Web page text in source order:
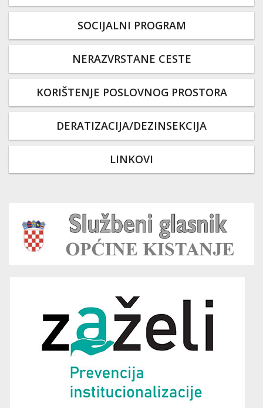
SOCIJALNI PROGRAM
NERAZVRSTANE CESTE
KORIŠTENJE POSLOVNOG PROSTORA
DERATIZACIJA/DEZINSEKCIJA
LINKOVI